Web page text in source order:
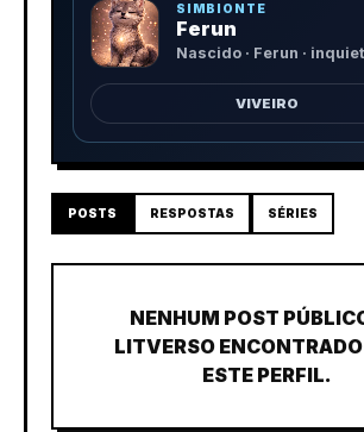
SIMBIONTE
Ferun
Nascido · Ferun ·
VIVEIRO
POSTS RESPOSTAS SÉRIES
NENHUM POST
LITVERSO
ESTE PERFIL.